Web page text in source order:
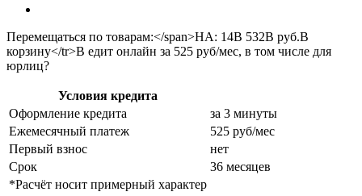
Перемещаться по товарам:</span>НА: 14В 532В руб.В
корзину</tr>В едит онлайн за 525 руб/мес, в том числе для
юрлиц?
Условия кредита
Оформление кредита
за 3 минуты
Ежемесячный платеж
525 руб/мес
Первый взнос
нет
Срок
36 месяцев
*Расчёт носит примерный характер